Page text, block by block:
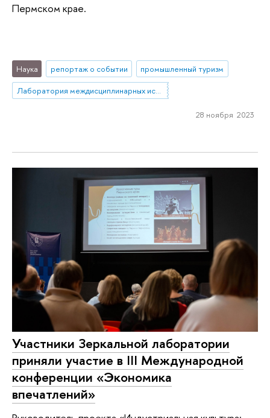
Пермском крае.
Наука репортаж о событии
промышленный туризм
Лаборатория междисциплинарных исследований по антропологии труда
28 ноября 2023
Участники Зеркальной лаборатории
приняли участие в III Международной
конференции «Экономика
впечатлений»